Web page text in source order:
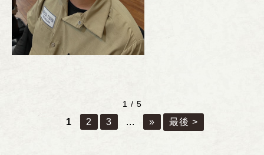
1 / 5
1 2 3 ... » 最後 >